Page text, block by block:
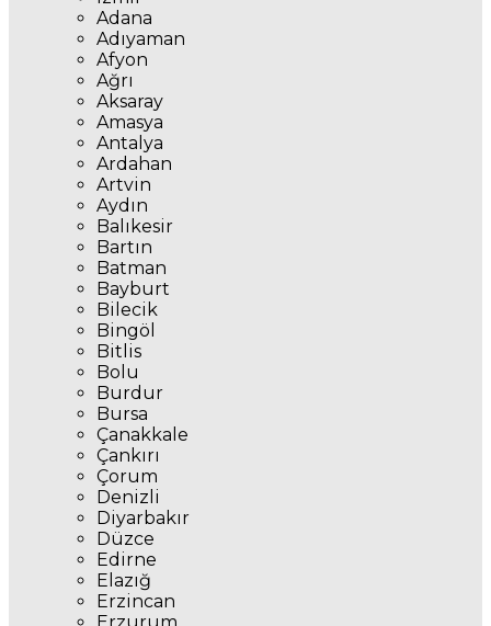
Adana
Adıyaman
Afyon
Ağrı
Aksaray
Amasya
Antalya
Ardahan
Artvin
Aydın
Balıkesir
Bartın
Batman
Bayburt
Bilecik
Bingöl
Bitlis
Bolu
Burdur
Bursa
Çanakkale
Çankırı
Çorum
Denizli
Diyarbakır
Düzce
Edirne
Elazığ
Erzincan